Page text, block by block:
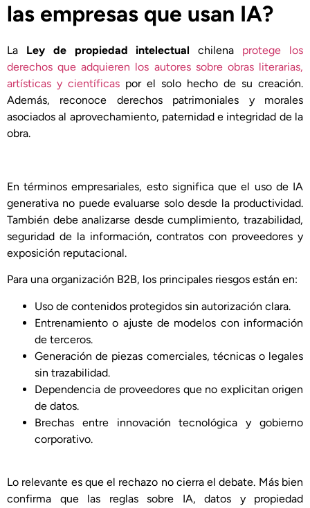
las empresas que usan IA?
La Ley de propiedad intelectual chilena protege los
derechos que adquieren los autores sobre obras literarias,
artísticas y científicas por el solo hecho de su creación.
Además, reconoce derechos patrimoniales y morales
asociados al aprovechamiento, paternidad e integridad de la
obra.
En términos empresariales, esto significa que el uso de IA
generativa no puede evaluarse solo desde la productividad.
También debe analizarse desde cumplimiento, trazabilidad,
seguridad de la información, contratos con proveedores y
exposición reputacional.
Para una organización B2B, los principales riesgos están en:
Uso de contenidos protegidos sin autorización clara.
Entrenamiento o ajuste de modelos con información
de terceros.
Generación de piezas comerciales, técnicas o legales
sin trazabilidad.
Dependencia de proveedores que no explicitan origen
de datos.
Brechas entre innovación tecnológica y gobierno
corporativo.
Lo relevante es que el rechazo no cierra el debate. Más bien
confirma que las reglas sobre IA, datos y propiedad